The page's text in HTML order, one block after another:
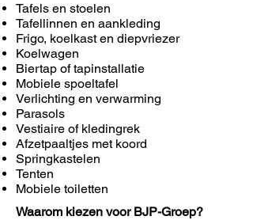
Tafels en stoelen
Tafellinnen en aankleding
Frigo, koelkast en diepvriezer
Koelwagen
Biertap of tapinstallatie
Mobiele spoeltafel
Verlichting en verwarming
Parasols
Vestiaire of kledingrek
Afzetpaaltjes met koord
Springkastelen
Tenten
Mobiele toiletten
Waarom kiezen voor BJP-Groep?